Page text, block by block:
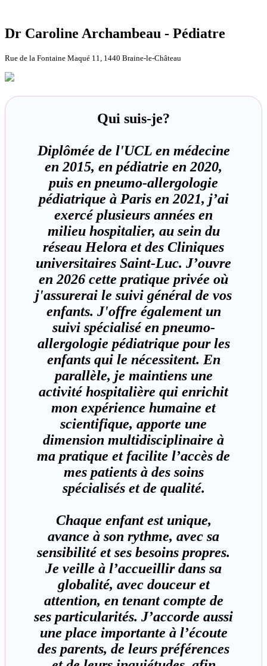
Dr Caroline Archambeau - Pédiatre
Rue de la Fontaine Maqué 11, 1440 Braine-le-Château
Qui suis-je?
Diplômée de l'UCL en médecine
en 2015, en pédiatrie en 2020,
puis en pneumo-allergologie
pédiatrique à Paris en 2021, j’ai
exercé plusieurs années en
milieu hospitalier, au sein du
réseau Helora et des Cliniques
universitaires Saint-Luc. J’ouvre
en 2026 cette pratique privée où
j'assurerai le suivi général de vos
enfants. J'offre également un
suivi spécialisé en pneumo-
allergologie pédiatrique pour les
enfants qui le nécessitent. En
parallèle, je maintiens une
activité hospitalière qui enrichit
mon expérience humaine et
scientifique, apporte une
dimension multidisciplinaire à
ma pratique et facilite l’accès de
mes patients à des soins
spécialisés et de qualité.
Chaque enfant est unique,
avance à son rythme, avec sa
sensibilité et ses besoins propres.
Je veille à l’accueillir dans sa
globalité, avec douceur et
attention, en tenant compte de
ses particularités. J’accorde aussi
une place importante à l’écoute
des parents, de leurs préférences